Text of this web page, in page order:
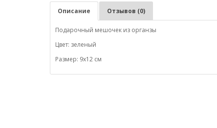
Описание Отзывов (0)
Подарочный мешочек из органзы
Цвет: зеленый
Размер: 9х12 см